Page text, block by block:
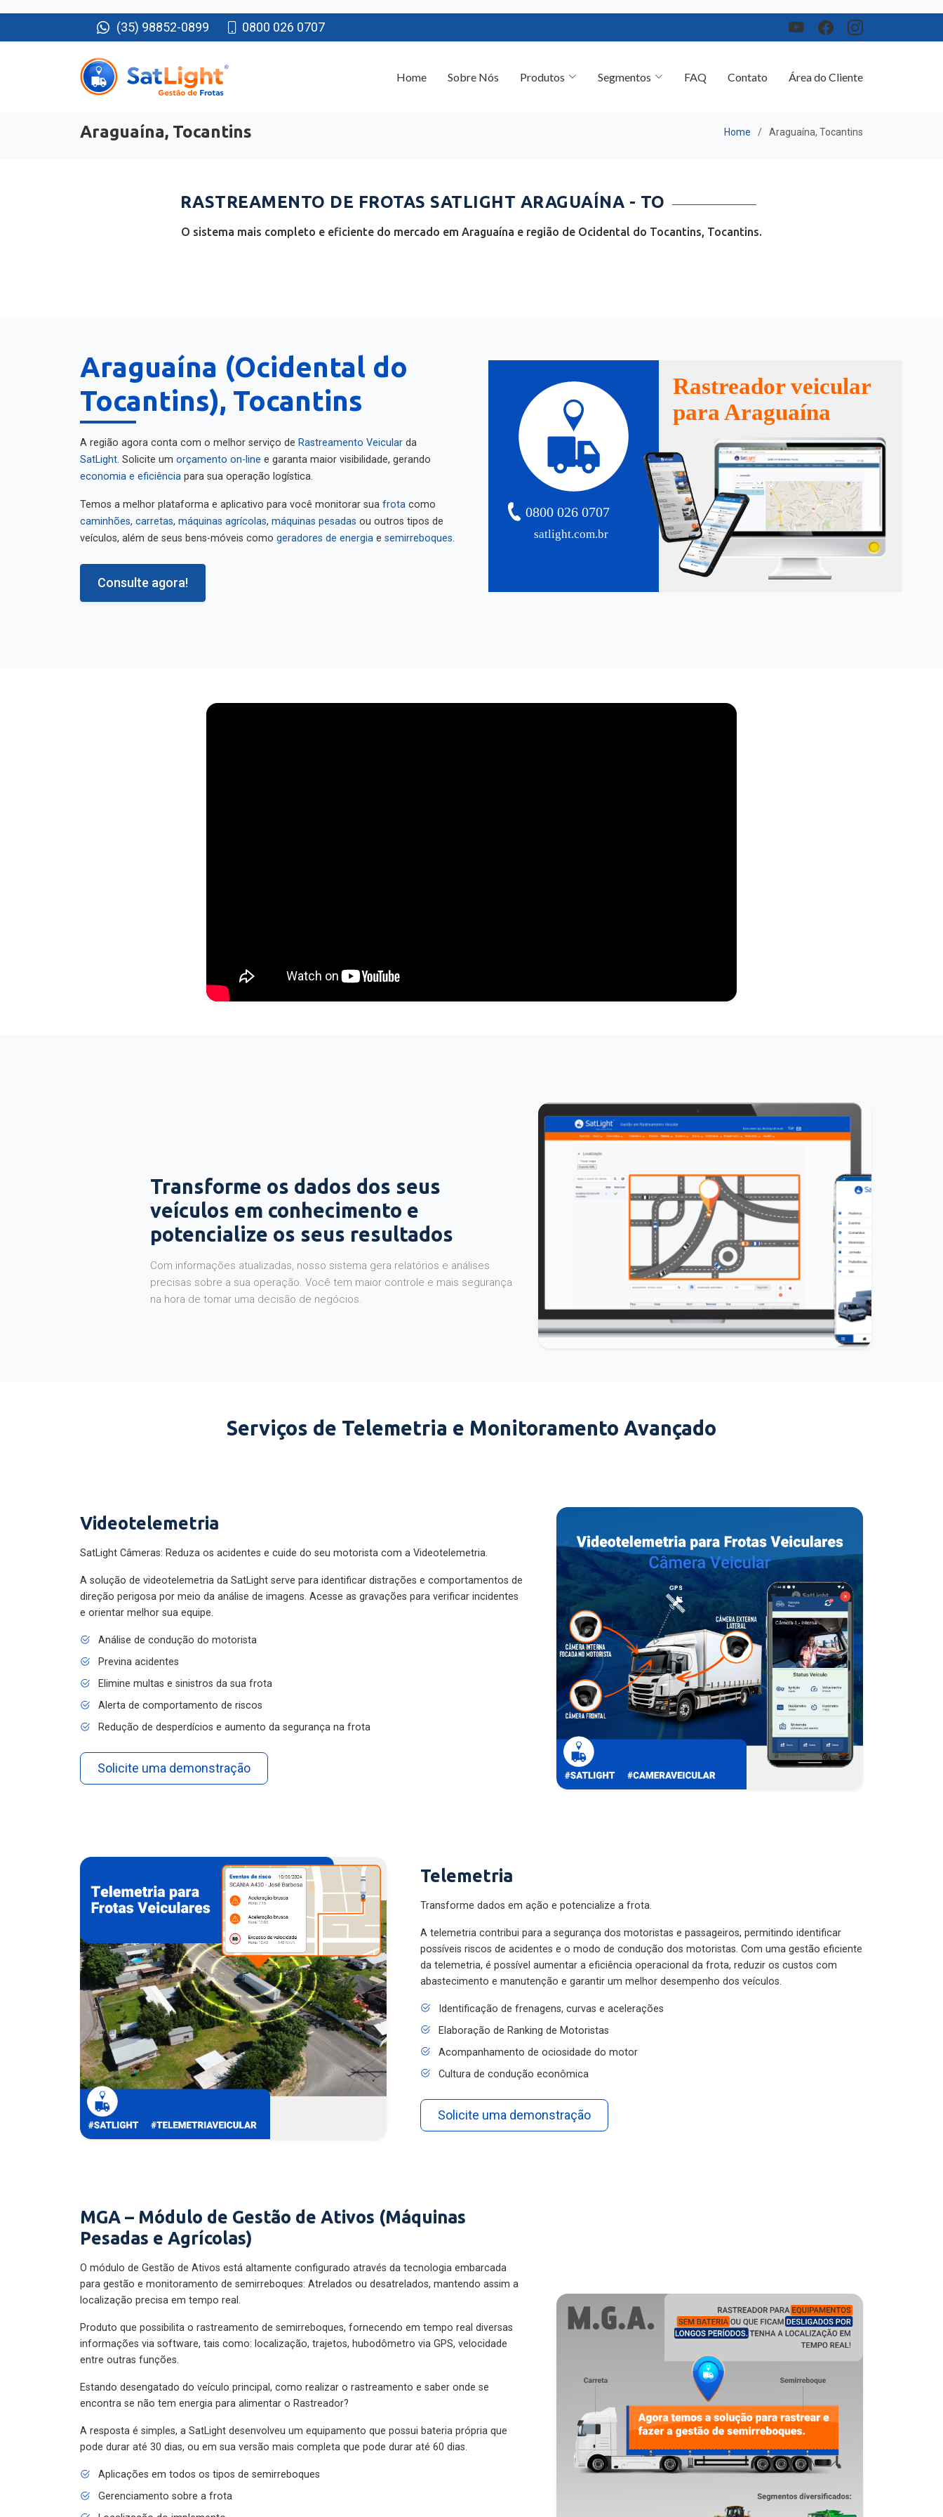
(35) 98852-0899 0800 026 0707
Araguaína, Tocantins
RASTREAMENTO DE FROTAS SATLIGHT ARAGUAÍNA - TO
O sistema mais completo e eficiente do mercado em Araguaína e região de Ocidental do Tocantins, Tocantins.
Araguaína (Ocidental do
Tocantins), Tocantins
A região agora conta com o melhor serviço de Rastreamento Veicular
da
SatLight
. Solicite um orçamento on-line
e garanta maior visibilidade, gerando
economia e eficiência
para sua operação logística.
Temos a melhor plataforma e aplicativo para você monitorar sua frota
caminhões
máquinas agrícolas máquinas pesadas
ou outros tipos de
veículos, além de seus bens-móveis como
geradores de energia semirreboques
Consulte agora!
satlight.com.br
0800 026 0707
Rastreador veicular
para Araguaína
Transforme os dados dos seus
veículos em conhecimento e
potencialize os seus resultados
Com informações atualizadas, nosso sistema gera relatórios e análises
precisas sobre a sua operação. Você tem maior controle e mais segurança
na hora de tomar uma decisão de negócios.
Serviços de Telemetria e Monitoramento Avançado
Videotelemetria
SatLight Câmeras: Reduza os acidentes e cuide do seu motorista com a Videotelemetria.
A solução de videotelemetria da SatLight serve para identificar distrações e comportamentos de
direção perigosa por meio da análise de imagens. Acesse as gravações para verificar incidentes
e orientar melhor sua equipe.
Análise de condução do motorista
Previna acidentes
Elimine multas e sinistros da sua frota
Alerta de comportamento de riscos
Redução de desperdícios e aumento da segurança na frota
Solicite uma demonstração
Telemetria
Transforme dados em ação e potencialize a frota.
A telemetria contribui para a segurança dos motoristas e passageiros, permitindo identificar
possíveis riscos de acidentes e o modo de condução dos motoristas. Com uma gestão eficiente
da telemetria, é possível aumentar a eficiência operacional da frota, reduzir os custos com
abastecimento e manutenção e garantir um melhor desempenho dos veículos.
Identificação de frenagens, curvas e acelerações
Elaboração de Ranking de Motoristas
Acompanhamento de ociosidade do motor
Cultura de condução econômica
Solicite uma demonstração
MGA – Módulo de Gestão de Ativos (Máquinas
Pesadas e Agrícolas)
O módulo de Gestão de Ativos está altamente configurado através da tecnologia embarcada
para gestão e monitoramento de semirreboques: Atrelados ou desatrelados, mantendo assim a
localização precisa em tempo real.
Produto que possibilita o rastreamento de semirreboques, fornecendo em tempo real diversas
informações via software, tais como: localização, trajetos, hubodômetro via GPS, velocidade
entre outras funções.
Estando desengatado do veículo principal, como realizar o rastreamento e saber onde se
encontra se não tem energia para alimentar o Rastreador?
A resposta é simples, a SatLight desenvolveu um equipamento que possui bateria própria que
pode durar até 30 dias, ou em sua versão mais completa que pode durar até 60 dias.
Aplicações em todos os tipos de semirreboques
Gerenciamento sobre a frota
Localização do implemento